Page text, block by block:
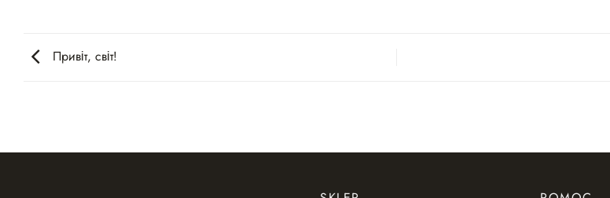
Привіт, світ!